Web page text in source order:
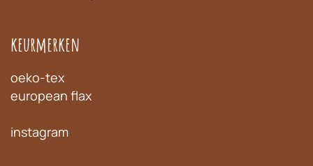
keurmerken
oeko-tex
european flax
instagram